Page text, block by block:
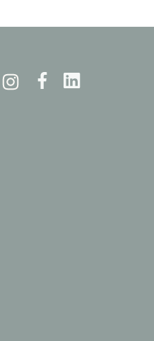
InstagramFacebook